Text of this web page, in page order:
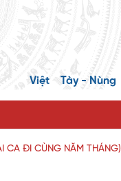
Việt Tày - Nùng
CA ĐI CÙNG NĂM THÁNG)